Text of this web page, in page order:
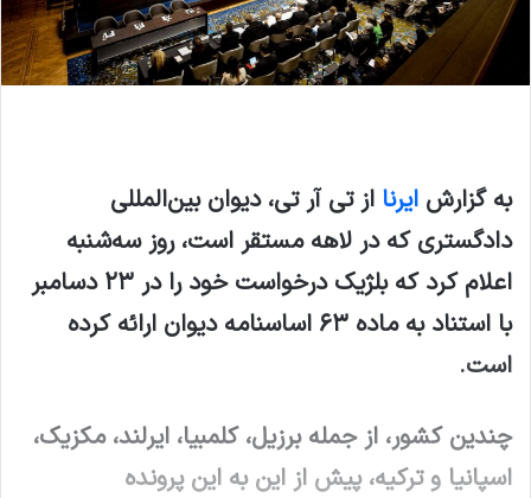
به گزارش ایرنا از تی آر تی، دیوان بین‌المللی
دادگستری که در لاهه مستقر است، روز سه‌شنبه
اعلام کرد که بلژیک درخواست خود را در ۲۳ دسامبر
با استناد به ماده ۶۳ اساسنامه دیوان ارائه کرده
است.
چندین کشور، از جمله برزیل، کلمبیا، ایرلند، مکزیک،
اسپانیا و ترکیه، پیش از این به این پرونده